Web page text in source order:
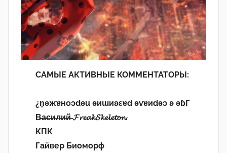
САМЫЕ АКТИВНЫЕ КОММЕНТАТОРЫ:
¿n̯ǝжɐноɔdǝu ǝиɯиʚεɐd ǝvɐиdǝɔ ʚ ǝɓГ
В̶а̶с̶и̶л̶и̶й̶ 𝓕𝓻𝓮𝓪𝓴𝓢𝓴𝓮𝓵𝓮𝓽𝓸𝓷.
КПК
Гайвер Биоморф